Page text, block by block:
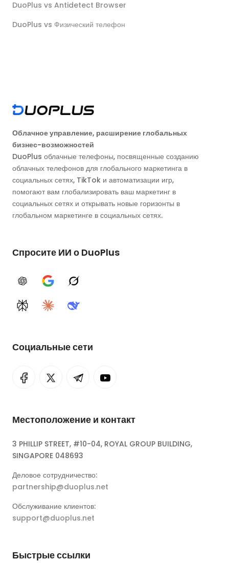
DuoPlus vs Antidetect Browser
DuoPlus vs Физический телефон
Облачное управление, расширение глобальных
бизнес-возможностей
DuoPlus облачные телефоны, посвященные созданию
облачных телефонов для глобального маркетинга в
социальных сетях, TikTok и автоматизации игр,
помогают вам глобализировать ваш маркетинг в
социальных сетях и открывать новые горизонты в
глобальном маркетинге в социальных сетях.
Спросите ИИ о DuoPlus
ChatGPTGoogle AIGrok
PerplexityClaudeDeepSeek
Социальные сети
Местоположение и контакт
3 PHILLIP STREET, #10-04, ROYAL GROUP BUILDING,
SINGAPORE 048693
Деловое сотрудничество:
partnership@duoplus.net
Обслуживание клиентов:
support@duoplus.net
Быстрые ссылки